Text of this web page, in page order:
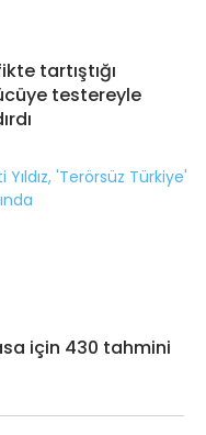
tartıştığı
testereyle
için 430 tahmini